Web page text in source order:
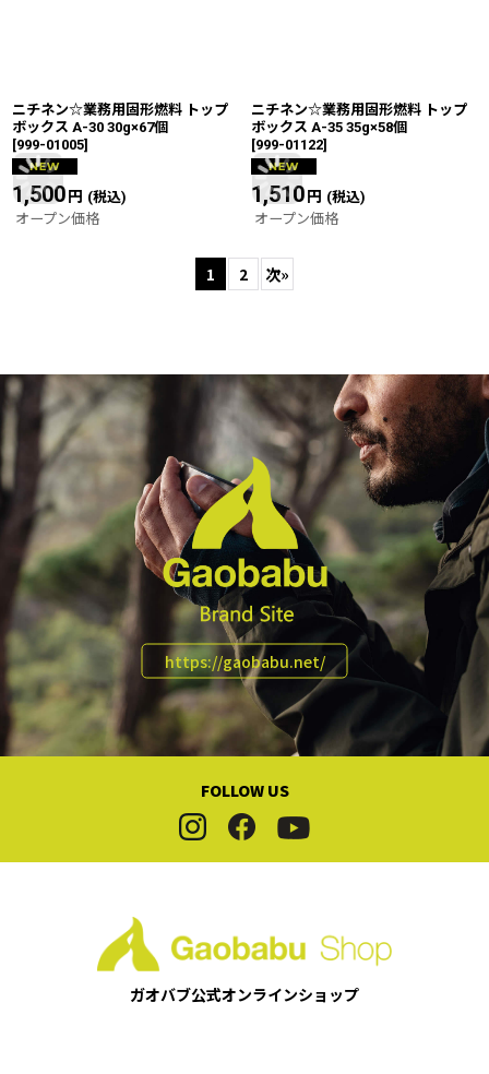
ニチネン☆業務用固形燃料 トップ
ボックス A-30 30g×67個
[999-01005]
1,500円 (税込)
オープン価格
ニチネン☆業務用固形燃料 トップ
ボックス A-35 35g×58個
[999-01122]
1,510円 (税込)
オープン価格
1 2 次»
https://gaobabu.net/
FOLLOW US
ガオバブ公式オンラインショップ